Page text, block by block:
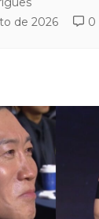
de 2026
0